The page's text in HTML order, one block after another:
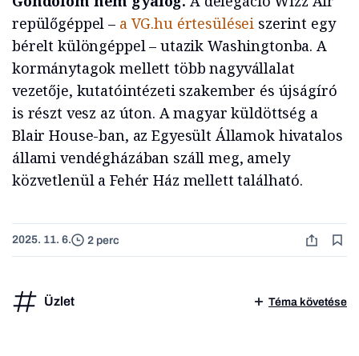
repülőgéppel – a VG.hu értesülései szerint egy
bérelt különgéppel – utazik Washingtonba. A
kormánytagok mellett több nagyvállalat
vezetője, kutatóintézeti szakember és újságíró
is részt vesz az úton. A magyar küldöttség a
Blair House-ban, az Egyesült Államok hivatalos
állami vendégházában száll meg, amely
közvetlenül a Fehér Ház mellett található.
2025. 11. 6. 2 perc
Üzlet Téma követése